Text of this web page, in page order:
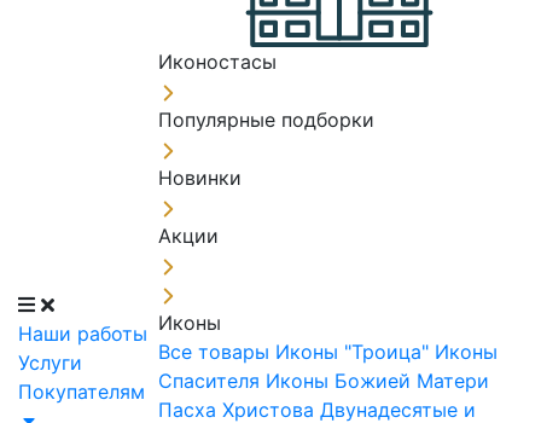
Наши работы
Услуги
Покупателям
Иконостасы
Популярные подборки
Новинки
Акции
Иконы
Все товары Иконы "Троица" Иконы
Спасителя Иконы Божией Матери
Пасха Христова Двунадесятые и